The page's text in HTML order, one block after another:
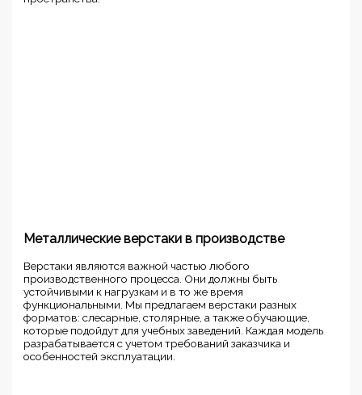
Металлические верстаки в производстве
Верстаки являются важной частью любого
производственного процесса. Они должны быть
устойчивыми к нагрузкам и в то же время
функциональными. Мы предлагаем верстаки разных
форматов: слесарные, столярные, а также обучающие,
которые подойдут для учебных заведений. Каждая модель
разрабатывается с учетом требований заказчика и
особенностей эксплуатации.